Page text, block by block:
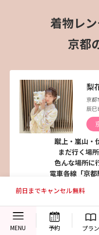
MENU 予約 プラン
着物レ
京都
梨
京都
辰巳
蹴上・嵐山・
まだ行く場
色んな場所に
電車各線「京
こんな
前日までキャンセル無料